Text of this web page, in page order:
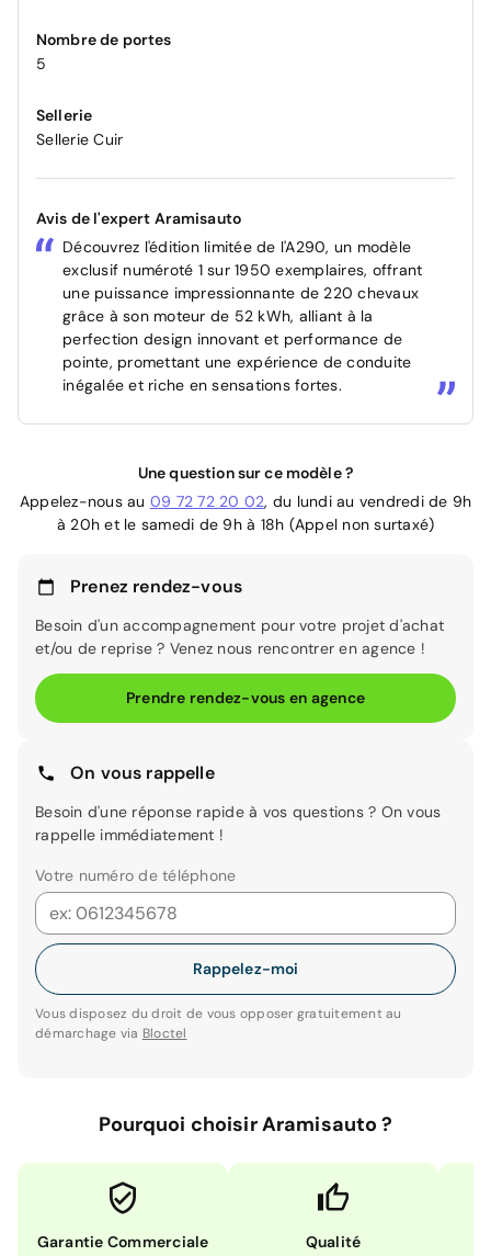
Nombre de portes
5
Sellerie
Sellerie Cuir
Avis de l'expert Aramisauto
Découvrez l'édition limitée de l'A290, un modèle
exclusif numéroté 1 sur 1950 exemplaires, offrant
une puissance impressionnante de 220 chevaux
grâce à son moteur de 52 kWh, alliant à la
perfection design innovant et performance de
pointe, promettant une expérience de conduite
inégalée et riche en sensations fortes.
Une question sur ce modèle ?
Appelez-nous au 09 72 72 20 02, du lundi au vendredi de 9h
à 20h et le samedi de 9h à 18h (Appel non surtaxé)
Prenez rendez-vous
Besoin d'un accompagnement pour votre projet d'achat
et/ou de reprise ? Venez nous rencontrer en agence !
Prendre rendez-vous en agence
On vous rappelle
Besoin d'une réponse rapide à vos questions ? On vous
rappelle immédiatement !
Votre numéro de téléphone
Rappelez-moi
Vous disposez du droit de vous opposer gratuitement au
démarchage via Bloctel
Pourquoi choisir Aramisauto ?
Garantie Commerciale Qualité